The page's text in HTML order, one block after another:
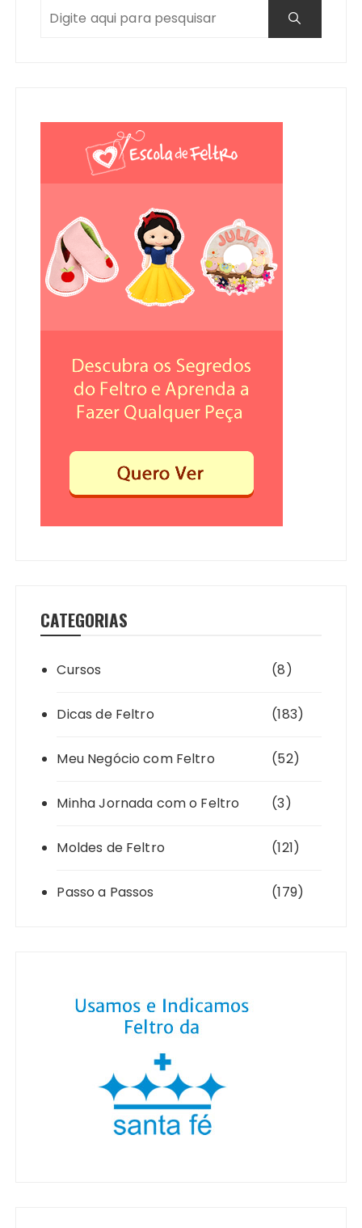
CATEGORIAS
Cursos (8)
Dicas de Feltro (183)
Meu Negócio com Feltro (52)
Minha Jornada com o Feltro (3)
Moldes de Feltro (121)
Passo a Passos (179)